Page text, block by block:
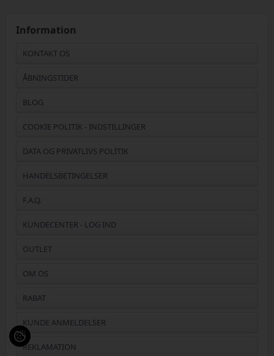
Information
KONTAKT OS
ÅBNINGSTIDER
BLOG
COOKIE POLITIK - INDSTILLINGER
DATA OG PRIVATLIVS POLITIK
HANDELSBETINGELSER
F.A.Q.
KUNDECENTER - LOG IND
OUTLET
OM OS
RABAT
KUNDE ANMELDELSER
REKLAMATION